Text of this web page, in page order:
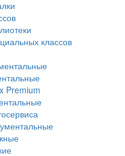
классов
Premium